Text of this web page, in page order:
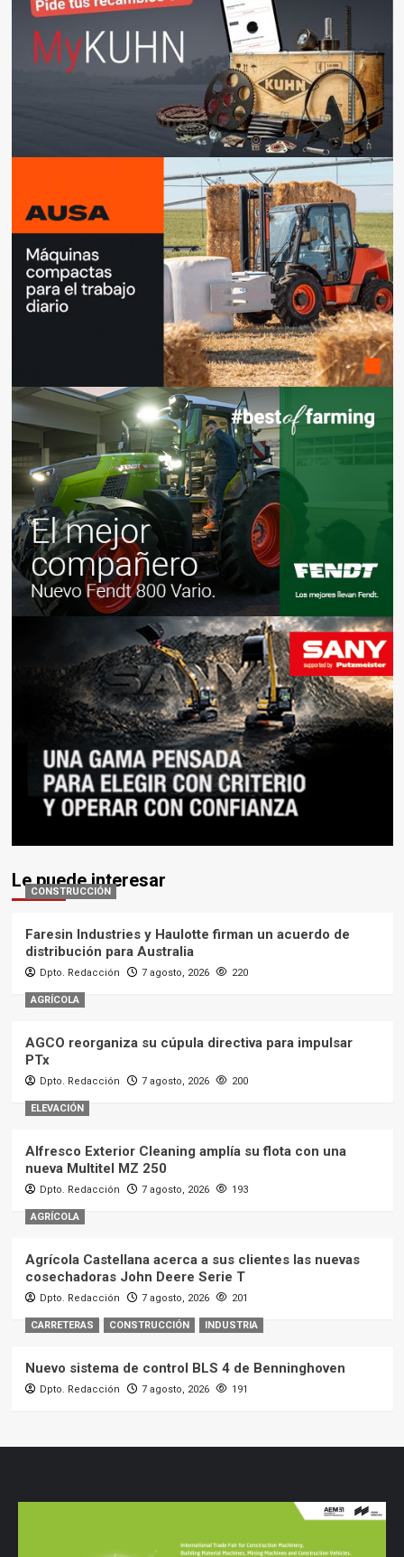
Le puede interesar
CONSTRUCCIÓN
Faresin Industries y Haulotte firman un acuerdo de
distribución para Australia
Dpto. Redacción 7 agosto, 2026 220
AGRÍCOLA
AGCO reorganiza su cúpula directiva para impulsar
PTx
Dpto. Redacción 7 agosto, 2026 200
ELEVACIÓN
Alfresco Exterior Cleaning amplía su flota con una
nueva Multitel MZ 250
Dpto. Redacción 7 agosto, 2026 193
AGRÍCOLA
Agrícola Castellana acerca a sus clientes las nuevas
cosechadoras John Deere Serie T
Dpto. Redacción 7 agosto, 2026 201
CARRETERAS CONSTRUCCIÓN INDUSTRIA
Nuevo sistema de control BLS 4 de Benninghoven
Dpto. Redacción 7 agosto, 2026 191